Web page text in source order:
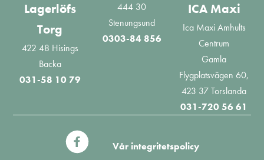
Lagerlöfs
Torg
422 48 Hisings
Backa
031-58 10 79
444 30
Stenungsund
0303-84 856
ICA Maxi
Ica Maxi Amhults
Centrum
Gamla
Flygplatsvägen 60,
423 37 Torslanda
031-720 56 61
Vår integritetspolicy